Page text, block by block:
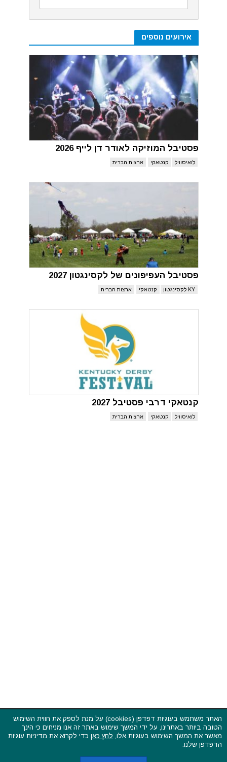
אירועים נוספים
פסטיבל המוזיקה לאודר דן לייף 2026
לואיסוויל קנטאקי ארצות הברית
פסטיבל העפיפונים של לקסינגטון 2027
KY לקסינגטון קנטאקי ארצות הברית
קנטאקי דרבי פסטיבל 2027
לואיסוויל קנטאקי ארצות הברית
פסטיבלים וקרנבלים בעולם - כל הזכויות שמורות © 2015 - 2026
בשותפות עםCarniFest Online
ראשי
האתר משתמש בעוגיות דפדפן (cookies) על מנת לספק את חווית השימוש
הטובה ביותר באתרינו, על ידי המשך שימוש באתר זה אנו מניחים כי הינך
מאשר את המשך השימוש בעוגיות אלו,לחץ כאןכדי לקרוא את מדיניות עוגיות
הדפדפן שלנו.